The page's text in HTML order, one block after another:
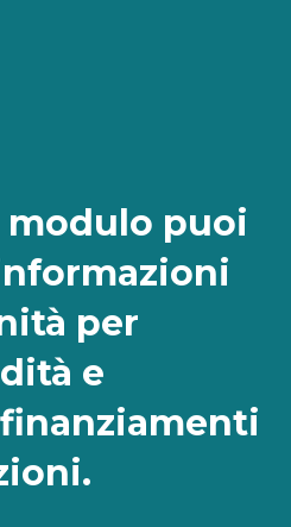
modulo puoi
per
e